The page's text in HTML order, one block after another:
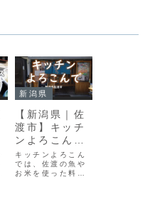
新潟県
【新潟県｜佐
渡市】キッチ
ンよろこんで
＊佐っとび餃
子やブリカツ
が自慢
キッチンよろこん
では、佐渡の魚や
お米を使った料理